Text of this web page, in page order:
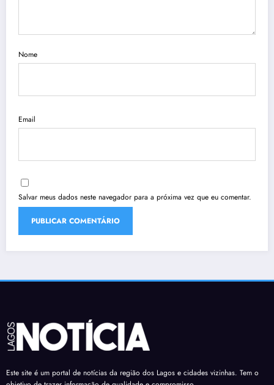
Nome
Email
Salvar meus dados neste navegador para a próxima vez que eu comentar.
Este site é um portal de notícias da região dos Lagos e cidades vizinhas. Tem o